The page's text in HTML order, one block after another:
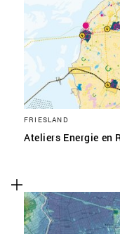
FRIESLAND
Ateliers Energie en